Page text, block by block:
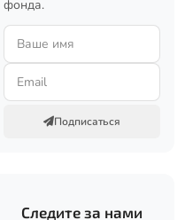
фонда.
Подписаться
Следите за нами